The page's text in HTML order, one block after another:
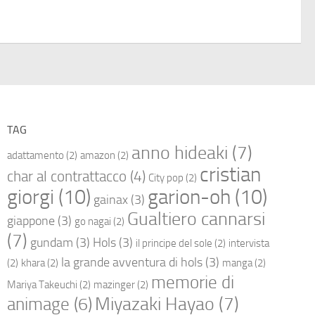
TAG
adattamento (2) amazon (2) anno hideaki (7)
char al contrattacco (4) City pop (2) cristian
giorgi (10) gainax(3) garion-oh (10)
giappone(3) go nagai (2) Gualtiero cannarsi
(7) gundam (3) Hols(3) il principe del sole (2) intervista
(2) khara(2) la grande avventura di hols(3) manga(2)
Mariya Takeuchi (2) mazinger(2) memorie di
animage (6) Miyazaki Hayao (7)